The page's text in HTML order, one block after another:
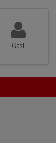
Gast